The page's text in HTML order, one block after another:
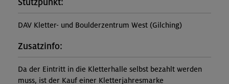
Stützpunkt:
DAV Kletter- und Boulderzentrum West (Gilching)
Zusatzinfo:
Da der Eintritt in die Kletterhalle selbst bezahlt werden
muss, ist der Kauf einer Kletterjahresmarke